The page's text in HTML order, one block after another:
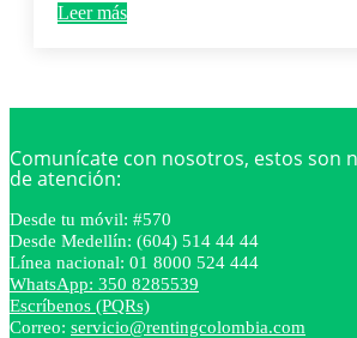
Leer más
Comunícate con nosotros, estos son
de atención:
Desde tu móvil: #570
Desde Medellín: (604) 514 44 44
Línea nacional: 01 8000 524 444
WhatsApp: 350 8285539
Escríbenos (PQRs)
Correo: servicio@rentingcolombia.com